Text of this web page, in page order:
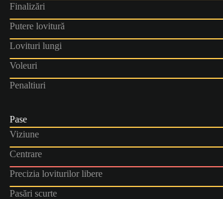
Finalizări
Putere lovitură
Lovituri lungi
Voleuri
Penaltiuri
Pase
Viziune
Centrare
Precizia loviturilor libere
Pasări scurte